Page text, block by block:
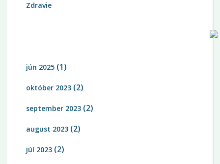
Zdravie
jún 2025 (1)
október 2023 (2)
september 2023 (2)
august 2023 (2)
júl 2023 (2)